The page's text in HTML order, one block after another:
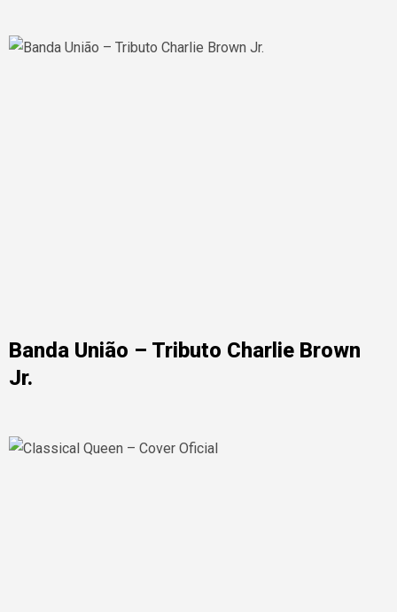
Banda União – Tributo Charlie Brown
Jr.